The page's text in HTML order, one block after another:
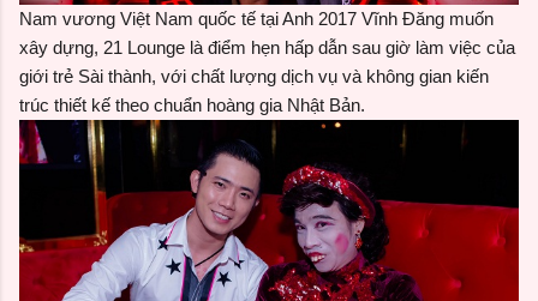
Nam vương Việt Nam quốc tế tại Anh 2017 Vĩnh Đăng muốn
xây dựng, 21 Lounge là điểm hẹn hấp dẫn sau giờ làm việc của
giới trẻ Sài thành, với chất lượng dịch vụ và không gian kiến
trúc thiết kế theo chuẩn hoàng gia Nhật Bản.